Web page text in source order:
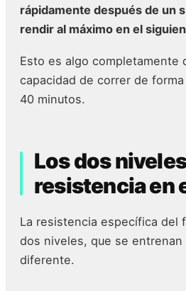
rápidamente después de un
rendir al máximo en el
Esto es algo completamente
capacidad de correr de
40 minutos.
Los dos
resistencia en
La resistencia específica del
dos niveles, que se entrenan
diferente.